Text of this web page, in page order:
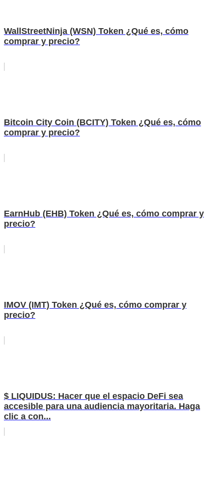
WallStreetNinja (WSN) Token ¿Qué es, cómo
comprar y precio?
Bitcoin City Coin (BCITY) Token ¿Qué es, cómo
comprar y precio?
EarnHub (EHB) Token ¿Qué es, cómo comprar y
precio?
IMOV (IMT) Token ¿Qué es, cómo comprar y
precio?
$ LIQUIDUS: Hacer que el espacio DeFi sea
accesible para una audiencia mayoritaria. Haga
clic a con...